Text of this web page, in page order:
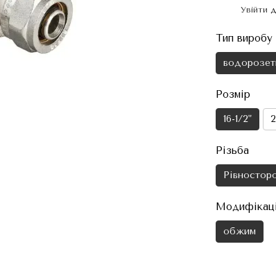
Увійти
Тип виробу
Розмір
16-1/2"
Різьба
обжим